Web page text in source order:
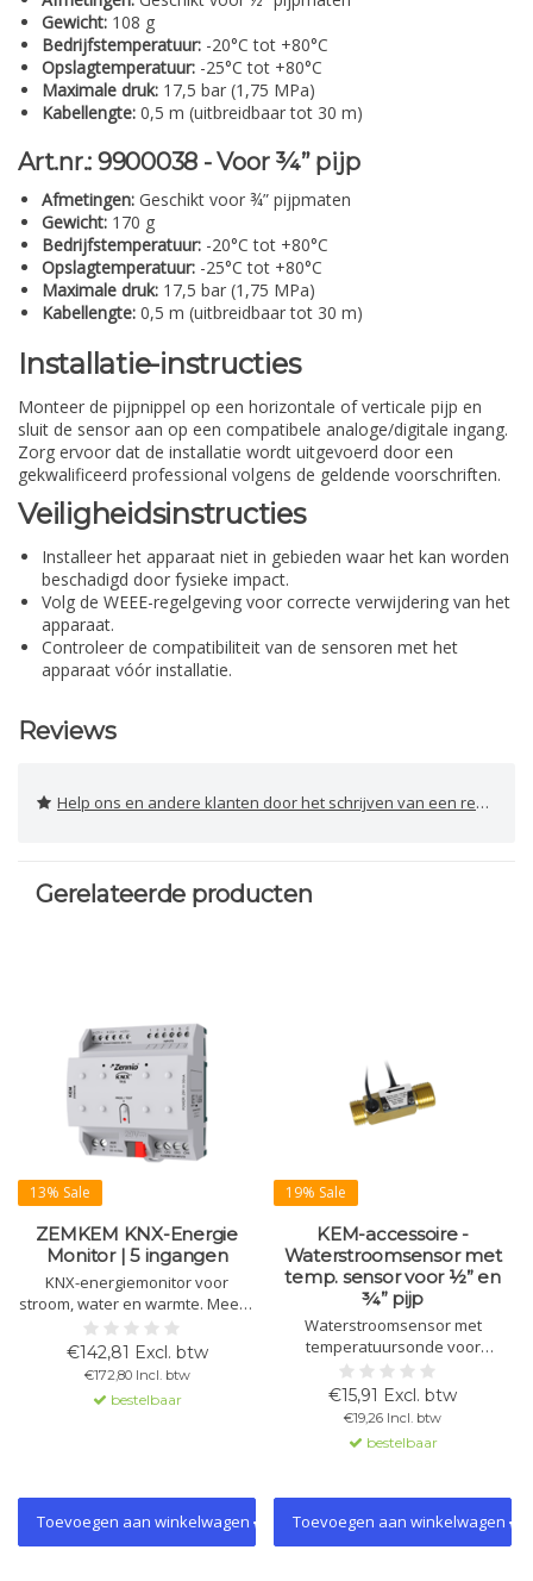
Gewicht: 108 g
Bedrijfstemperatuur: -20°C tot +80°C
Opslagtemperatuur: -25°C tot +80°C
Maximale druk: 17,5 bar (1,75 MPa)
Kabellengte: 0,5 m (uitbreidbaar tot 30 m)
Art.nr.: 9900038 - Voor ¾” pijp
Afmetingen: Geschikt voor ¾” pijpmaten
Gewicht: 170 g
Bedrijfstemperatuur: -20°C tot +80°C
Opslagtemperatuur: -25°C tot +80°C
Maximale druk: 17,5 bar (1,75 MPa)
Kabellengte: 0,5 m (uitbreidbaar tot 30 m)
Installatie-instructies
Monteer de pijpnippel op een horizontale of verticale pijp en
sluit de sensor aan op een compatibele analoge/digitale ingang.
Zorg ervoor dat de installatie wordt uitgevoerd door een
gekwalificeerd professional volgens de geldende voorschriften.
Veiligheidsinstructies
Installeer het apparaat niet in gebieden waar het kan worden
beschadigd door fysieke impact.
Volg de WEEE-regelgeving voor correcte verwijdering van het
apparaat.
Controleer de compatibiliteit van de sensoren met het
apparaat vóór installatie.
Reviews
Help ons en andere klanten door het schrijven van een review
Gerelateerde producten
13% Sale
ZEMKEM KNX-Energie
Monitor | 5 ingangen
KNX-energiemonitor voor
stroom, water en warmte. Meet 3
elektriciteitscircuits (20 A), 4
waterstromen en 2
klimaatsystemen. Inclusief 10
logische functies, meldingen en
gegevensopslag bij busuitval.
€142,81 Excl. btw
€172,80 Incl. btw
bestelbaar
Toevoegen aan winkelwagen
19% Sale
KEM-accessoire -
Waterstroomsensor met
temp. sensor voor ½” en
¾” pijp
Waterstroomsensor met
temperatuursonde voor
nauwkeurige metingen.
Helicoïdaal rotorontwerp, Hall-
sensortechnologie en robuuste
messing behuizing.
€15,91 Excl. btw
€19,26 Incl. btw
bestelbaar
Toevoegen aan winkelwagen